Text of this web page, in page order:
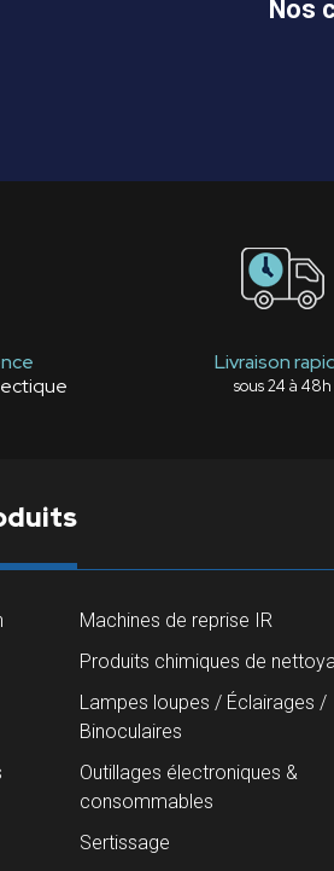
Nos
Livraison
sous 24 à 48h
Machines de reprise IR
Produits chimiques de
Lampes loupes / Éclairages /
Binoculaires
Outillages électroniques &
consommables
Sertissage